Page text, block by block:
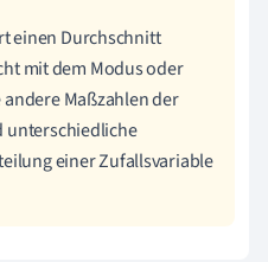
einen Durchschnitt
mit dem Modus oder
Maßzahlen der
unterschiedliche
einer Zufallsvariable